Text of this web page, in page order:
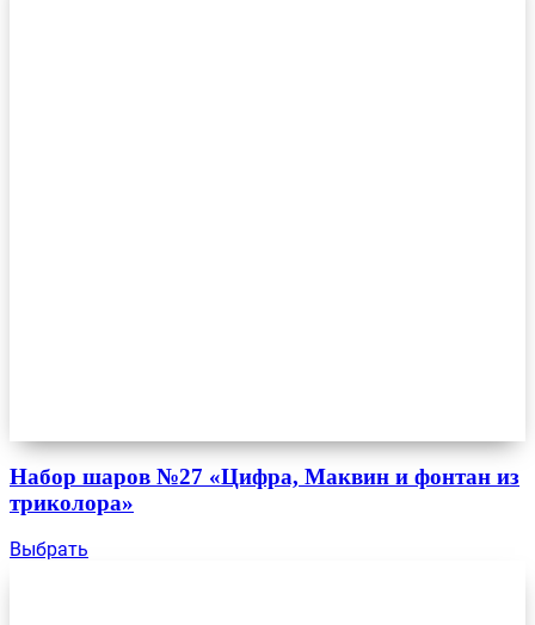
Набор шаров №27 «Цифра, Маквин и фонтан из
триколора»
Выбрать